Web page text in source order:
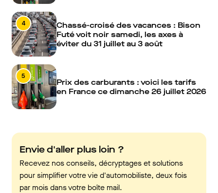
4
Chassé-croisé des vacances : Bison
Futé voit noir samedi, les axes à
éviter du 31 juillet au 3 août
5
Prix des carburants : voici les tarifs
en France ce dimanche 26 juillet 2026
Envie d'aller plus loin ?
Recevez nos conseils, décryptages et solutions
pour simplifier votre vie d'automobiliste, deux fois
par mois dans votre boîte mail.